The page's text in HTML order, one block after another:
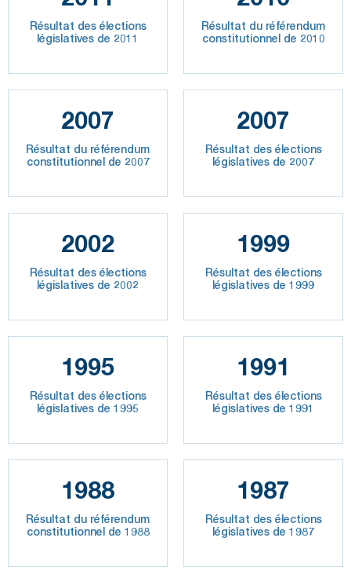
Résultat des élections
législatives de 2011
Résultat du référendum
constitutionnel de 2010
2007
Résultat du référendum
constitutionnel de 2007
2007
Résultat des élections
législatives de 2007
2002
Résultat des élections
législatives de 2002
1999
Résultat des élections
législatives de 1999
1995
Résultat des élections
législatives de 1995
1991
Résultat des élections
législatives de 1991
1988
Résultat du référendum
constitutionnel de 1988
1987
Résultat des élections
législatives de 1987